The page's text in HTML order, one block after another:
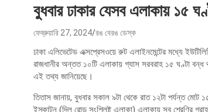
বুধবার ঢাকার যেসব এলাকায় ১৫
ফেব্রুয়ারি 27, 2024 রঙ বেরঙ ডেস্ক
ঢাকা এলিভেটেড এক্সপ্রেসওয়ে রুট এলাইনমেন্টের মধ্যে
রাজধানীর অন্তত ১০টি এলাকায় গ্যাস সরবরাহ ১৫ ঘণ্টা বন্ধ
এই তথ্য জানিয়েছে।
তিতাস জানায়, বুধবার সকাল ৯টা থেকে রাত ১২টা পর্যন্ত মোট
ইস্কাটন (দিলু রোড সংশ্লিষ্ট এলাকা) এলাকায় সব শ্রেণির